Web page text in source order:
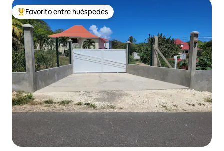
De los mejores en Favorito entre huéspedes
Favorito entre huéspedes